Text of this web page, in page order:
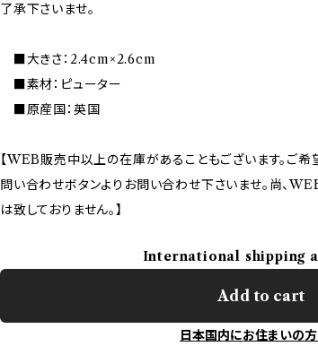
了承下さいませ。
■大きさ：2.4cm×2.6cm
■素材：ピューター
■原産国：英国
【WEB販売中以上の在庫があることもございます。ご
問い合わせボタンよりお問い合わせ下さいませ。尚、
は致しておりません。】
International shipping
Add to cart
日本国内にお住まいの